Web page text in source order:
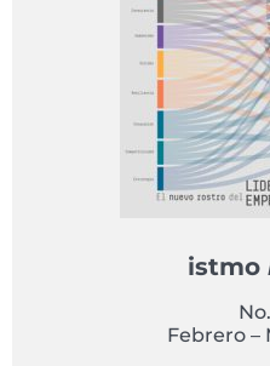
istmo
Febrero –